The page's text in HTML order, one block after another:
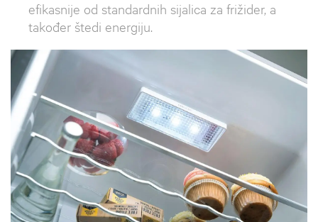
efikasnije od standardnih sijalica za frižider, a
također štedi energiju.